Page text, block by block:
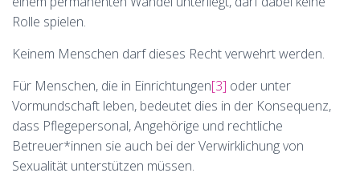
Rolle spielen.
Keinem Menschen darf dieses Recht verwehrt werden.
Für Menschen, die in Einrichtungen[3] oder unter
Vormundschaft leben, bedeutet dies in der Konsequenz,
dass Pflegepersonal, Angehörige und rechtliche
Betreuer*innen sie auch bei der Verwirklichung von
Sexualität unterstützen müssen.